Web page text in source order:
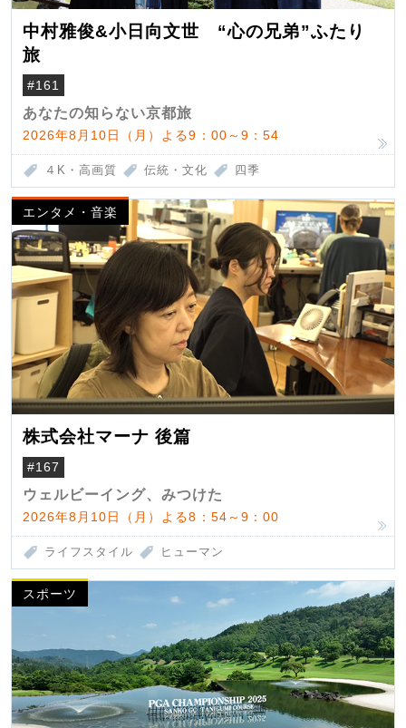
中村雅俊&小日向文世 “心の兄弟”ふたり
旅
#161
あなたの知らない京都旅
2026年8月10日（月）よる9：00～9：54
４K・高画質 伝統・文化 四季
エンタメ・音楽
株式会社マーナ 後篇
#167
ウェルビーイング、みつけた
2026年8月10日（月）よる8：54～9：00
ライフスタイル ヒューマン
スポーツ